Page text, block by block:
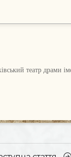
театр драми